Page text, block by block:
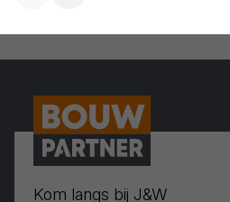
Kom langs bij J&W